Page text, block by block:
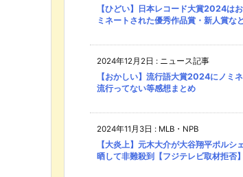
【ひどい】日本レコード大賞2024は
ミネートされた優秀作品賞・新人賞な
2024年12月2日 : ニュース記事
【おかしい】流行語大賞2024にノミ
流行ってない等感想まとめ
2024年11月3日 : MLB・NPB
【大炎上】元木大介が大谷翔平ポルシ
晒して非難殺到【フジテレビ取材拒否】